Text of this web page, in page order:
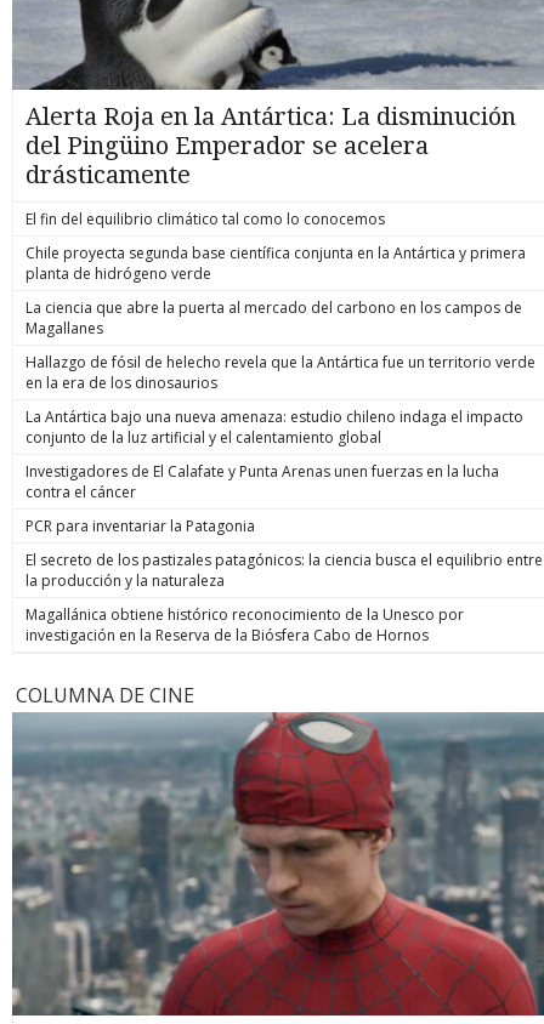
Alerta Roja en la Antártica: La disminución
del Pingüino Emperador se acelera
drásticamente
El fin del equilibrio climático tal como lo conocemos
Chile proyecta segunda base científica conjunta en la Antártica y primera
planta de hidrógeno verde
La ciencia que abre la puerta al mercado del carbono en los campos de
Magallanes
Hallazgo de fósil de helecho revela que la Antártica fue un territorio verde
en la era de los dinosaurios
La Antártica bajo una nueva amenaza: estudio chileno indaga el impacto
conjunto de la luz artificial y el calentamiento global
Investigadores de El Calafate y Punta Arenas unen fuerzas en la lucha
contra el cáncer
PCR para inventariar la Patagonia
El secreto de los pastizales patagónicos: la ciencia busca el equilibrio entre
la producción y la naturaleza
Magallánica obtiene histórico reconocimiento de la Unesco por
investigación en la Reserva de la Biósfera Cabo de Hornos
COLUMNA DE CINE